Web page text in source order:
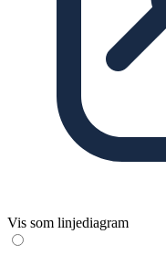
Vis som linjediagram